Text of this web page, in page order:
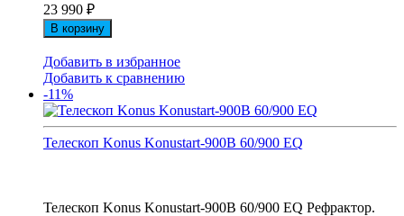
23 990 ₽
В корзину
Добавить в избранное
Добавить к сравнению
-11%
Телескоп Konus Konustart-900B 60/900 EQ
Телескоп Konus Konustart-900B 60/900 EQ Рефрактор.